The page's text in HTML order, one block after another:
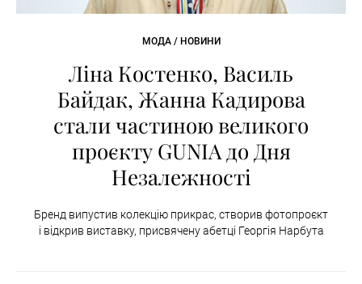
МОДА / НОВИНИ
Ліна Костенко, Василь
Байдак, Жанна Кадирова
стали частиною великого
проєкту GUNIA до Дня
Незалежності
Бренд випустив колекцію прикрас, створив фотопроєкт
і відкрив виставку, присвячену абетці Георгія Нарбута